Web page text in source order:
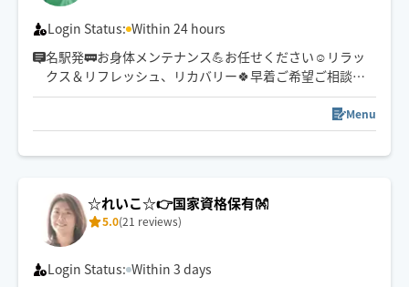
ペットちゃんご在宅オッケーです！
Login Status: Within 24 hours
名駅発🚃お身体メンテナンス💪お任せください☺️リラッ
クス＆リフレッシュ、リカバリー🍀早着ご希望ご相談く
ださい
🍀肩、首、腰のお疲れ、脚の浮腫やだるさ、眠りが浅
い、寝てもスッキリできない慢性的な疲労感など、お身
施術歴20年以上のベテランセラピストによる丁寧なカウ
ンセリング付き🎀お気軽にご相談ください☺️
Menu
☆れいこ☆👉国家資格保有👐
5.0(21 reviews)
Login Status: Within 3 days